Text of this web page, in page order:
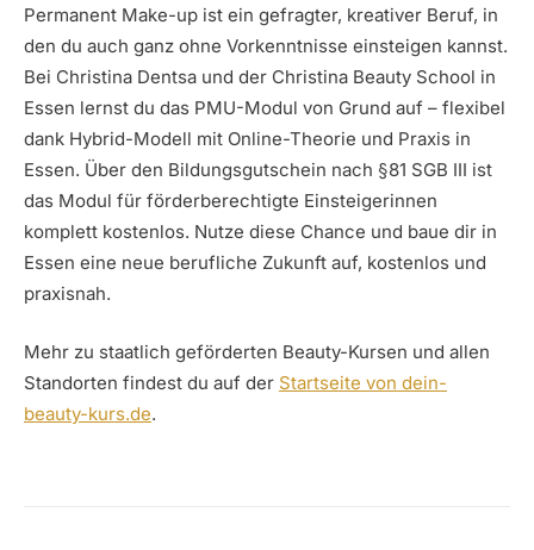
Permanent Make-up ist ein gefragter, kreativer Beruf, in
den du auch ganz ohne Vorkenntnisse einsteigen kannst.
Bei Christina Dentsa und der Christina Beauty School in
Essen lernst du das PMU-Modul von Grund auf – flexibel
dank Hybrid-Modell mit Online-Theorie und Praxis in
Essen. Über den Bildungsgutschein nach §81 SGB III ist
das Modul für förderberechtigte Einsteigerinnen
komplett kostenlos. Nutze diese Chance und baue dir in
Essen eine neue berufliche Zukunft auf, kostenlos und
praxisnah.
Mehr zu staatlich geförderten Beauty-Kursen und allen
Standorten findest du auf der Startseite von dein-
beauty-kurs.de.